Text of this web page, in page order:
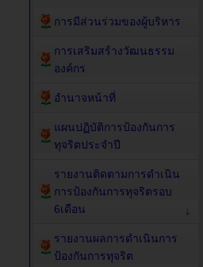
การมีส่วนร่วมของผู้บริหาร
การเสริมสร้างวัฒนธรรม
องค์กร
อำนาจหน้าที่
แผนปฏิบัติการป้องกันการ
ทุจริตประจำปี
รายงานติดตามการดำเนิน
การป้องกันการทุจริตรอบ
6เดือน
รายงานผลการดำเนินการ
ป้องกันการทุจริต